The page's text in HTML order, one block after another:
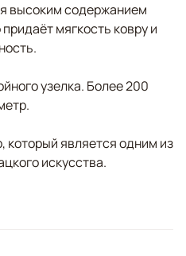
высоким содержанием
мягкость ковру и
узелка. Более 200
который является одним из
искусства.